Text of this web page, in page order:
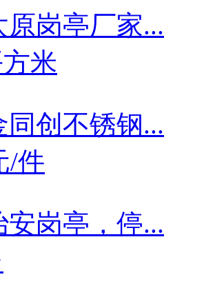
原岗亭厂家...
米
同创不锈钢...
/件
安岗亭，停...